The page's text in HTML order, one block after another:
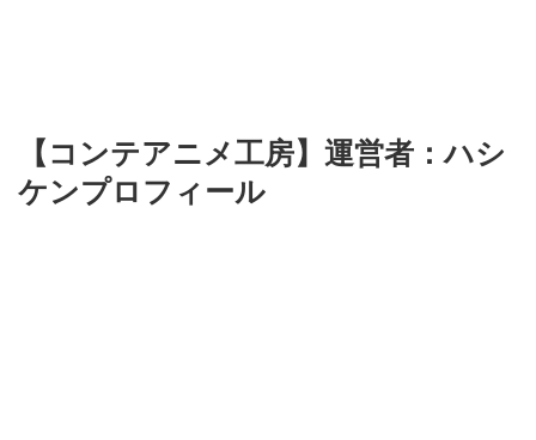
【コンテアニメ工房】運営者：ハシ
ケンプロフィール